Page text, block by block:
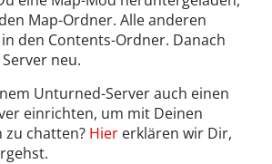
Map-Ordner. Alle anderen
den Contents-Ordner. Danach
neu.
Unturned-Server auch einen
einrichten, um mit Deinen
zu chatten? Hier erklären wir Dir,